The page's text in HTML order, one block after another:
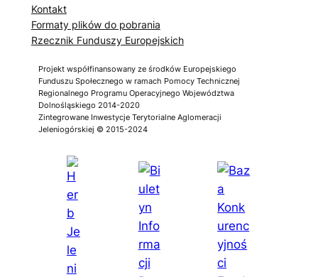
Kontakt
Formaty plików do pobrania
Rzecznik Funduszy Europejskich
Projekt współfinansowany ze środków Europejskiego
Funduszu Społecznego w ramach Pomocy Technicznej
Regionalnego Programu Operacyjnego Województwa
Dolnośląskiego 2014-2020
Zintegrowane Inwestycje Terytorialne Aglomeracji
Jeleniogórskiej © 2015-2024